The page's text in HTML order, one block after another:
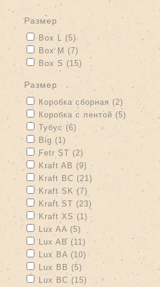
размер
Apply Box L filter
Box L (5) Apply Box L filter
Apply Box M filter
Box M (7)
Apply Box S filter
Box S (15) Apply Box S filter
размер
Apply Коробка сборная filter
Коробка сборная (2) Apply
Apply Коробка с лентой filter
Коробка с лентой (5) Apply
Apply Тубус filter
Тубус (6) Apply Тубус filter
Apply Big filter
Big (1)
Apply Fetr ST filter
Fetr ST (2) Apply Fetr ST filter
Apply Kraft AB filter
Kraft AB (9) Apply Kraft AB
Apply Kraft BC filter
Kraft BC (21) Apply Kraft BC
Apply Kraft SK filter
Kraft SK (7) Apply Kraft SK
Apply Kraft ST filter
Kraft ST (23) Apply Kraft ST
Apply Kraft XS filter
Kraft XS (1) Apply Kraft XS
Apply Lux AA filter
Lux AA (5)
Apply Lux AB filter
Lux AB (11) Apply Lux AB filter
Apply Lux BA filter
Lux BA (10) Apply Lux BA filter
Apply Lux BB filter
Lux BB (5) Apply Lux BB filter
Apply Lux BC filter
Lux BC (15) Apply Lux BC filter